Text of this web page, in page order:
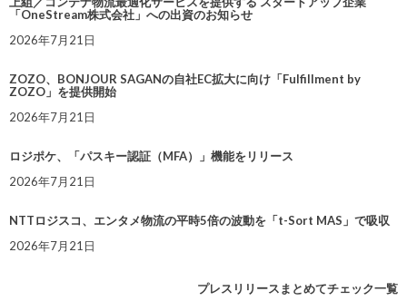
「OneStream株式会社」への出資のお知らせ
2026年7月21日
ZOZO、BONJOUR SAGANの自社EC拡大に向け「Fulfillment by
ZOZO」を提供開始
2026年7月21日
ロジポケ、「パスキー認証（MFA）」機能をリリース
2026年7月21日
NTTロジスコ、エンタメ物流の平時5倍の波動を「t-Sort MAS」で吸収
2026年7月21日
プレスリリースまとめてチェック一覧